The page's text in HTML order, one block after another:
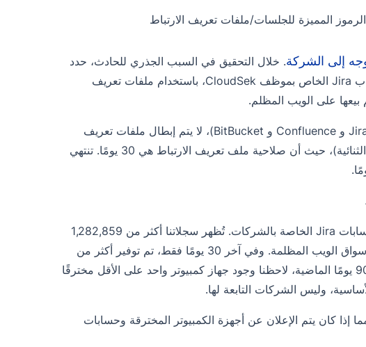
إلى الشركة. خلال التحقيق في السبب الجذري للحادث، حدد
فريق التحقيق الداخلي أن ممثل التهديد تمكن من الوصول إلى حساب Jira الخاص بموظف CloudSek، باستخدام ملفات تعريف
بعد إجراء مزيد من التحقيق، تبين أنه بالنسبة لمنتجات Atlassian (Jira و Confluence و BitBucket)، لا يتم إبطال ملفات تعريف
الارتباط، حتى إذا تم تغيير كلمة المرور، مع تمكين 2FA (المصادقة الثنائية)، حيث أن صلاحية ملف تعريف الارتباط هي 30 يومًا. تنتهي
حدد باحثو CloudSek أن هذا الخلل يمكن أن يستحوذ على مئات حسابات Jira الخاصة بالشركات. تُظهر سجلاتنا أكثر من 1,282,859
جهاز كمبيوتر مخترق و 16,201 ملف تعريف ارتباط Jira للبيع في أسواق الويب المظلمة. وفي آخر 30 يومًا فقط، تم توفير أكثر من
2937 جهاز كمبيوتر مخترق و 246 من بيانات اعتماد Jira. في الـ 90 يومًا الماضية، لاحظنا وجود جهاز كمبيوتر واحد على الأقل مخترقًا
إذا كان يتم الإعلان عن أجهزة الكمبيوتر المخترقة وحسابات